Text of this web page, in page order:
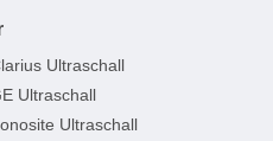
Ultraschall
Ultraschall
Ultraschall